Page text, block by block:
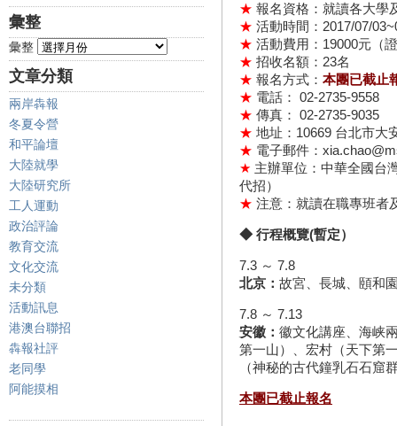
彙整
彙整
文章分類
兩岸犇報
冬夏令營
和平論壇
大陸就學
大陸研究所
工人運動
政治評論
教育交流
文化交流
未分類
活動訊息
港澳台聯招
犇報社評
老同學
阿能摸相
★ 報名資格：就讀各大學
★ 活動時間：2017/07/
★ 活動費用：19000元（
★ 招收名額：23名
★ 報名方式： 本團已截止
★ 電話： 02-2735-9558
★ 傳真： 02-2735-9035
★ 地址：10669 台北市
★ 電子郵件：
★ 主辦單位：中華全國台
代招）
★ 注意：就讀在職專班者
◆ 行程概覽(暫定）
7.3 ～ 7.8
北京： 故宮、長城、頤和
7.8 ～ 7.13
安徽： 徽文化講座、海峡
第一山）、宏村（天下第
（神秘的古代鐘乳石石
本團已截止報名